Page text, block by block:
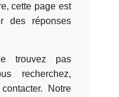
cette page est
des réponses
trouvez pas
recherchez,
Notre